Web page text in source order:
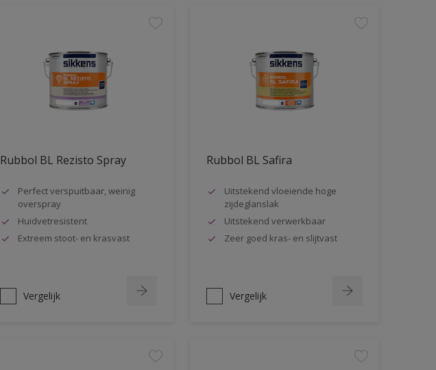
Rubbol BL Rezisto Spray
Perfect verspuitbaar, weinig
overspray
Huidvetresistent
Extreem stoot- en krasvast
Vergelijk
Rubbol BL Safira
Uitstekend vloeiende hoge
zijdeglanslak
Uitstekend verwerkbaar
Zeer goed kras- en slijtvast
Vergelijk